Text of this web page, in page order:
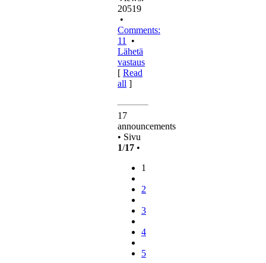
20519
•
Comments:
11
•
Lähetä
vastaus
[ Read
all ]
17
announcements
• Sivu
1/17 •
1
2
3
4
5